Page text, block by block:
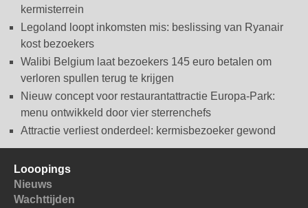
kermisterrein
Legoland loopt inkomsten mis: beslissing van Ryanair
kost bezoekers
Walibi Belgium laat bezoekers 145 euro betalen om
verloren spullen terug te krijgen
Nieuw concept voor restaurantattractie Europa-Park:
menu ontwikkeld door vier sterrenchefs
Attractie verliest onderdeel: kermisbezoeker gewond
Looopings
Nieuws
Wachttijden